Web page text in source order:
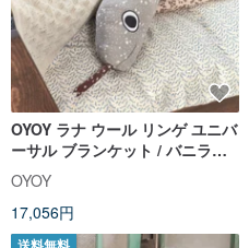
OYOY ラナ ウール リンゲ ユニバ
ーサル ブランケット / バニラホ
ワイト
OYOY
17,056円